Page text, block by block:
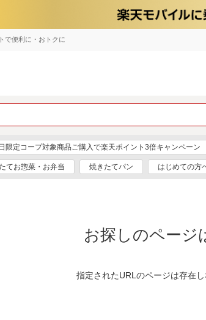
で便利に・おトクに
限定コープ対象商品ご購入で楽天ポイント3倍キャンペーン
てお惣菜・お弁当 焼きたてパン はじめての方
お探しのページ
指定されたURLのページは存在